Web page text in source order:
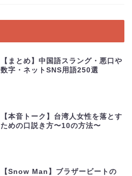
【まとめ】中国語スラング・悪口や
数字・ネットSNS用語250選
【本音トーク】台湾人女性を落とす
ための口説き方〜10の方法〜
【Snow Man】ブラザービートの